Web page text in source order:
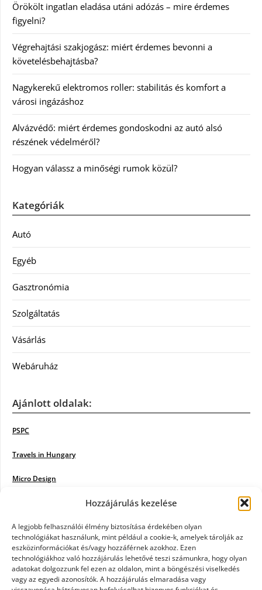
Hozzájárulás kezelése
A legjobb felhasználói élmény biztosítása érdekében olyan
technológiákat használunk, mint például a cookie-k, amelyek tárolják az
eszközinformációkat és/vagy hozzáférnek azokhoz. Ezen
technológiákhoz való hozzájárulás lehetővé teszi számunkra, hogy olyan
adatokat dolgozzunk fel ezen az oldalon, mint a böngészési viselkedés
vagy az egyedi azonosítók. A hozzájárulás elmaradása vagy
Örökölt ingatlan eladása utáni adózás – mire érdemes
figyelni?
Végrehajtási szakjogász: miért érdemes bevonni a
követelésbehajtásba?
Nagykerekű elektromos roller: stabilitás és komfort a
városi ingázáshoz
Alvázvédő: miért érdemes gondoskodni az autó alsó
részének védelméről?
Hogyan válassz a minőségi rumok közül?
Kategóriák
Autó
Egyéb
Gasztronómia
Szolgáltatás
Vásárlás
Webáruház
Ajánlott oldalak:
PSPC
Travels in Hungary
Micro Design
Poiwiki
Öntözőrendszer
Jazz Steps